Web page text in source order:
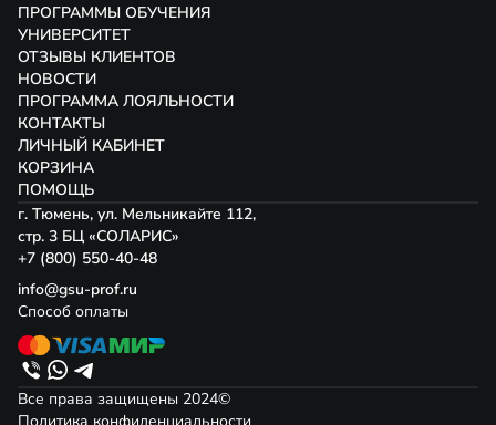
ПРОГРАММЫ ОБУЧЕНИЯ
УНИВЕРСИТЕТ
ОТЗЫВЫ КЛИЕНТОВ
НОВОСТИ
ПРОГРАММА ЛОЯЛЬНОСТИ
КОНТАКТЫ
ЛИЧНЫЙ КАБИНЕТ
КОРЗИНА
ПОМОЩЬ
г. Тюмень, ул. Мельникайте 112,
стр. 3 БЦ «СОЛАРИС»
+7 (800) 550-40-48
info@gsu-prof.ru
Способ оплаты
Все права защищены 2024©